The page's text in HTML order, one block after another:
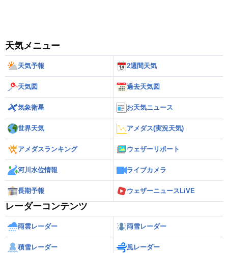
天気メニュー
天気予報 2週間天気
天気図 過去天気図
気象衛星 お天気ニュース
世界天気 アメダス(実況天気)
アメダスランキング ウェザーリポート
河川水位情報 ライブカメラ
長期予報 ウェザーニュースLiVE
レーダーコンテンツ
雨雲レーダー 雨雪レーダー
積雪レーダー 風レーダー